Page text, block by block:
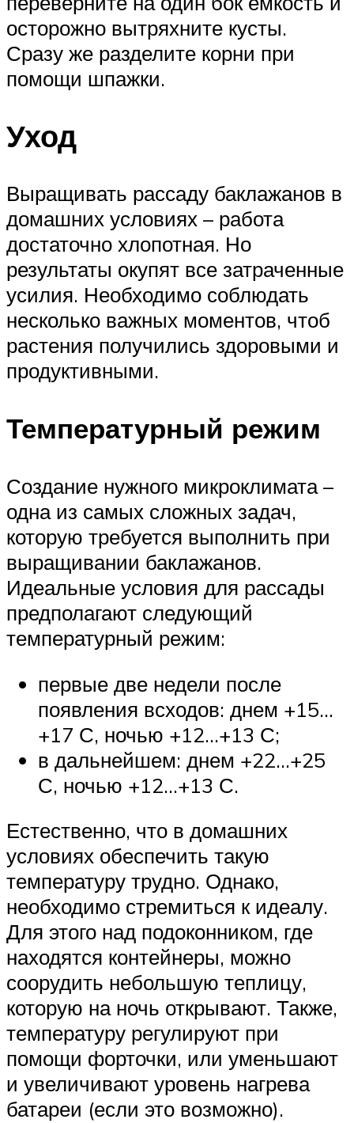
осторожно вытряхните кусты.
Сразу же разделите корни при
помощи шпажки.
Уход
Выращивать рассаду баклажанов в
домашних условиях – работа
достаточно хлопотная. Но
результаты окупят все затраченные
усилия. Необходимо соблюдать
несколько важных моментов, чтоб
растения получились здоровыми и
продуктивными.
Температурный режим
Создание нужного микроклимата –
одна из самых сложных задач,
которую требуется выполнить при
выращивании баклажанов.
Идеальные условия для рассады
предполагают следующий
температурный режим:
первые две недели после
появления всходов: днем +15…
+17 С, ночью +12…+13 С;
в дальнейшем: днем +22…+25
С, ночью +12…+13 С.
Естественно, что в домашних
условиях обеспечить такую
температуру трудно. Однако,
необходимо стремиться к идеалу.
Для этого над подоконником, где
находятся контейнеры, можно
соорудить небольшую теплицу,
которую на ночь открывают. Также,
температуру регулируют при
помощи форточки, или уменьшают
и увеличивают уровень нагрева
батареи (если это возможно).